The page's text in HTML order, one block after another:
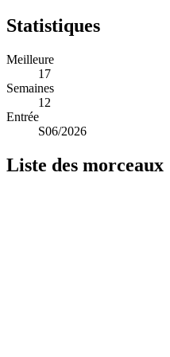
Statistiques
Meilleure
17
Semaines
12
Entrée
S06/2026
Liste des morceaux